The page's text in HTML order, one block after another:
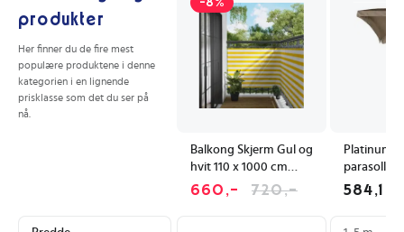
produkter
Her finner du de fire mest
populære produktene i denne
kategorien i en lignende
prisklasse som det du ser på
nå.
Balkong Skjerm Gul og
hvit 110 x 1000 cm
Oxford Stoff
660,- 720,-
Platinum
parasoll
exkl.
m Natur
584,1